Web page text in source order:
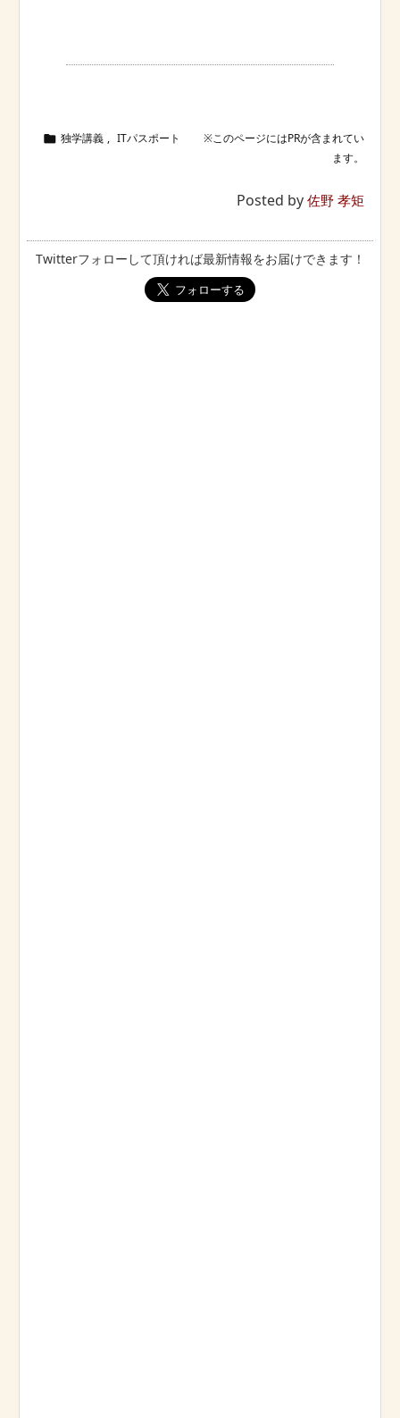
 独学講義 , ITパスポート
Posted by 佐野 孝矩
Twitterフォローして頂ければ最新情報をお届けできます！